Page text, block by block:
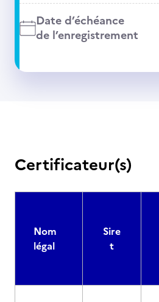
Date d’échéance
de l’enregistrement
Certificateur(s)
Nom
légal
Sire
t